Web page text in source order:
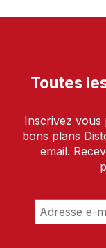
Toutes
Inscrivez vous
bons plans
email.